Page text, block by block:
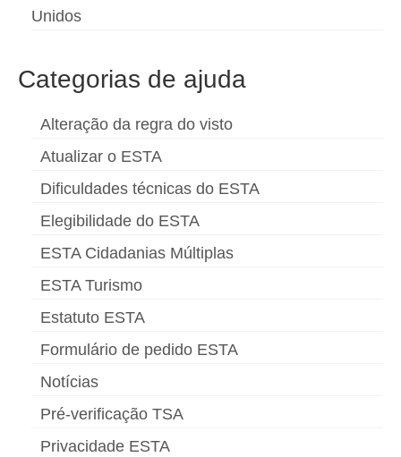
Unidos
Categorias de ajuda
Alteração da regra do visto
Atualizar o ESTA
Dificuldades técnicas do ESTA
Elegibilidade do ESTA
ESTA Cidadanias Múltiplas
ESTA Turismo
Estatuto ESTA
Formulário de pedido ESTA
Notícias
Pré-verificação TSA
Privacidade ESTA